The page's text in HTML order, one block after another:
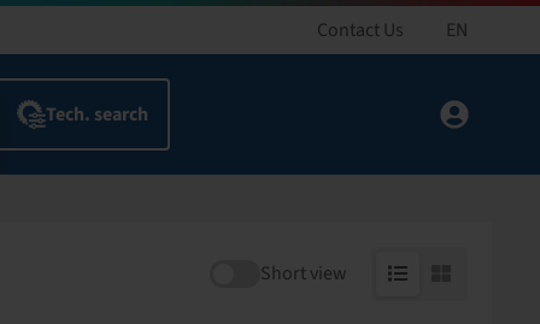
Contact Us EN
Short view